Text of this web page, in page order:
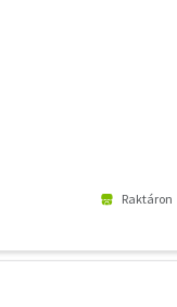
Raktáron